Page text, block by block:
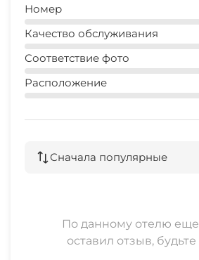
Номер
Качество обслуживания
Соответствие фото
Расположение
Сначала популярные
По данному отелю
оставил отзыв,